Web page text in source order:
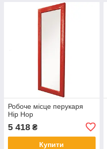
Робоче місце перукаря
Hip Hop
5 418 ₴
Купити